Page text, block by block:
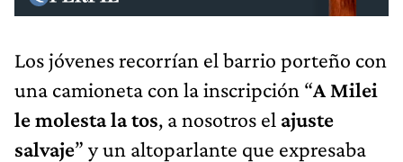
Los jóvenes recorrían el barrio porteño con
una camioneta con la inscripción “A Milei
le molestala tos, a nosotros el ajuste
salvaje” y un altoparlante que expresaba